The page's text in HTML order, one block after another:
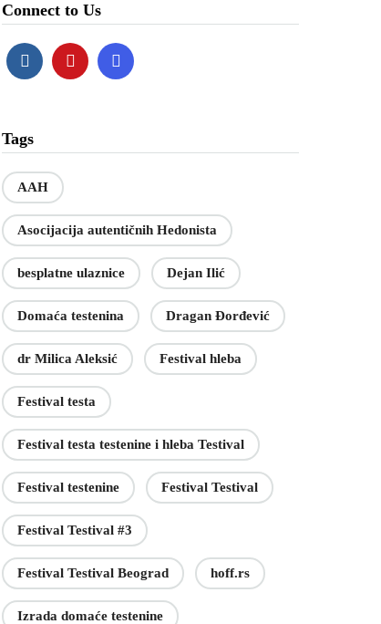
Connect to Us
Tags
AAH
Asocijacija autentičnih Hedonista
besplatne ulaznice Dejan Ilić
Domaća testenina Dragan Đorđević
dr Milica Aleksić Festival hleba
Festival testa
Festival testa testenine i hleba Testival
Festival testenine Festival Testival
Festival Testival #3
Festival Testival Beograd hoff.rs
Izrada domaće testenine